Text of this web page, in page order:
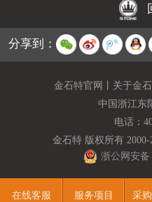
分享到：
金石特官网 关于金
中国浙江东
电话：
金石特 版权所有 2000-
浙公网安备
在线客服 服务项目 采